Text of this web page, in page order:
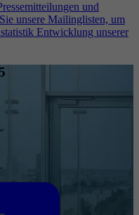
und
unsere Mailinglisten, um
Entwicklung unserer